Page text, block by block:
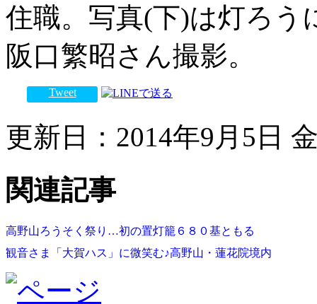
住職。写真(下)は灯ろう
阪口繁昭さん撮影。
Tweet
更新日：2014年9月5日
関連記事
高野山ろうそく祭り…初の置灯籠６８０基ともる
観音さま「大賀ハス」に微笑む♪高野山・蓮花院境内